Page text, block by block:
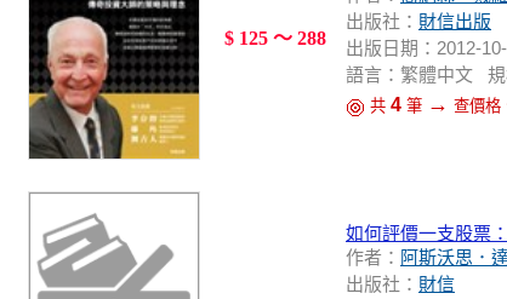
$ 125 ～ 288
出版社： 財信出版
出版日期：2012-
語言：繁體中文 規
共 4 筆 → 查價格
如何評價一支股票
作者： 阿斯沃思．
出版社： 財信